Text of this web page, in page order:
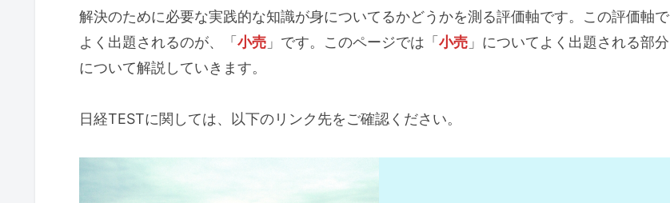
解決のために必要な実践的な知識が身についてるかどうかを測る評価軸です。この評価軸で
よく出題されるのが、「小売 」です。このページでは「小売 」についてよく出題される部分
について解説していきます。
日経TESTに関しては、以下のリンク先をご確認ください。